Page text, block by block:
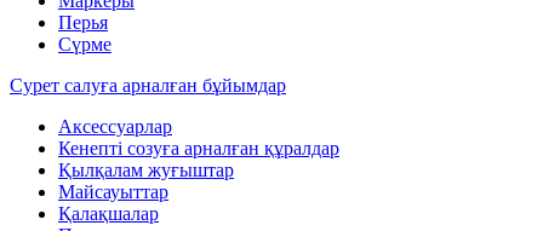
Перья
Сүрме
Сурет салуға арналған бұйымдар
Аксессуарлар
Кенепті созуға арналған құралдар
Қылқалам жуғыштар
Майсауыттар
Қалақшалар